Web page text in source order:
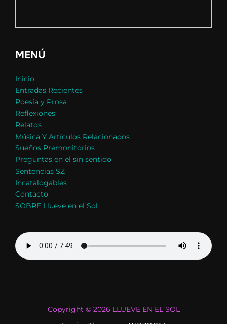
MENÚ
Inicio
Entradas Recientes
Poesía y Prosa
Reflexiones
Relatos
Música Y Artículos Relacionados
Sueños Premonitorios
Preguntas en el sin sentido
Sentencias SZ
Incatalogables
Contacto
SOBRE Llueve en el Sol
Copyright © 2026 LLUEVE EN EL SOL